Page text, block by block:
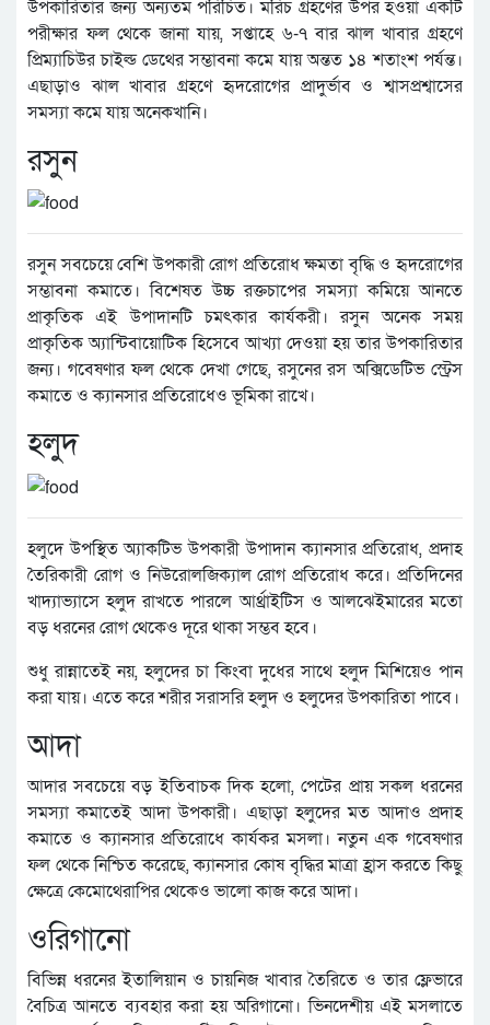
উপকারিতার জন্য অন্যতম পরিচিত। মরিচ গ্রহণের উপর হওয়া একটি
পরীক্ষার ফল থেকে জানা যায়, সপ্তাহে ৬-৭ বার ঝাল খাবার গ্রহণে
প্রিম্যাচিউর চাইল্ড ডেথের সম্ভাবনা কমে যায় অন্তত ১৪ শতাংশ পর্যন্ত।
এছাড়াও ঝাল খাবার গ্রহণে হৃদরোগের প্রাদুর্ভাব ও শ্বাসপ্রশ্বাসের
সমস্যা কমে যায় অনেকখানি।
রসুন
রসুন সবচেয়ে বেশি উপকারী রোগ প্রতিরোধ ক্ষমতা বৃদ্ধি ও হৃদরোগের
সম্ভাবনা কমাতে। বিশেষত উচ্চ রক্তচাপের সমস্যা কমিয়ে আনতে
প্রাকৃতিক এই উপাদানটি চমৎকার কার্যকরী। রসুন অনেক সময়
প্রাকৃতিক অ্যান্টিবায়োটিক হিসেবে আখ্যা দেওয়া হয় তার উপকারিতার
জন্য। গবেষণার ফল থেকে দেখা গেছে, রসুনের রস অক্সিডেটিভ স্ট্রেস
কমাতে ও ক্যানসার প্রতিরোধেও ভূমিকা রাখে।
হলুদ
হলুদে উপস্থিত অ্যাকটিভ উপকারী উপাদান ক্যানসার প্রতিরোধ, প্রদাহ
তৈরিকারী রোগ ও নিউরোলজিক্যাল রোগ প্রতিরোধ করে। প্রতিদিনের
খাদ্যাভ্যাসে হলুদ রাখতে পারলে আর্থ্রাইটিস ও আলঝেইমারের মতো
বড় ধরনের রোগ থেকেও দূরে থাকা সম্ভব হবে।
শুধু রান্নাতেই নয়, হলুদের চা কিংবা দুধের সাথে হলুদ মিশিয়েও পান
করা যায়। এতে করে শরীর সরাসরি হলুদ ও হলুদের উপকারিতা পাবে।
আদা
আদার সবচেয়ে বড় ইতিবাচক দিক হলো, পেটের প্রায় সকল ধরনের
সমস্যা কমাতেই আদা উপকারী। এছাড়া হলুদের মত আদাও প্রদাহ
কমাতে ও ক্যানসার প্রতিরোধে কার্যকর মসলা। নতুন এক গবেষণার
ফল থেকে নিশ্চিত করেছে, ক্যানসার কোষ বৃদ্ধির মাত্রা হ্রাস করতে কিছু
ক্ষেত্রে কেমোথেরাপির থেকেও ভালো কাজ করে আদা।
ওরিগানো
বিভিন্ন ধরনের ইতালিয়ান ও চায়নিজ খাবার তৈরিতে ও তার ফ্লেভারে
বৈচিত্র আনতে ব্যবহার করা হয় অরিগানো। ভিনদেশীয় এই মসলাতে